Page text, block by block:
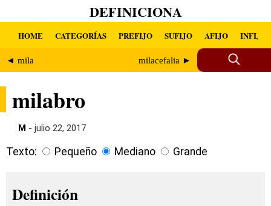
DEFINICIONA
HOME CATEGORÍAS PREFIJO SUFIJO AFIJO INFIJO
◄ mila milacefalia ►
milabro
M - julio 22, 2017
Texto: Pequeño Mediano Grande
Definición